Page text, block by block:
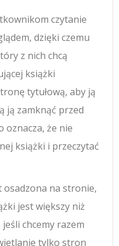
czytanie
dzięki czemu
z nich chcą
książki
tytułową, aby ją
ją zamknąć przed
oznacza, że ​​nie
książki i przeczytać
osadzona na stronie,
jest większy niż
chcemy razem
tylko stron